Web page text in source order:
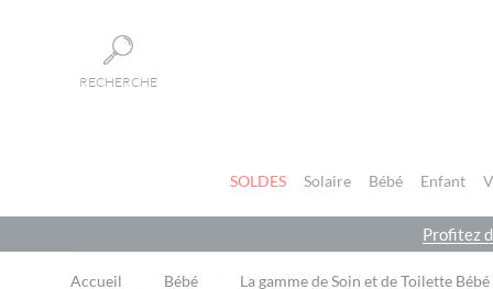
RECHERCHE
SOLDES Solaire Bébé Enfant
Profitez
Accueil Bébé La gamme de Soin et de Toilette Bébé